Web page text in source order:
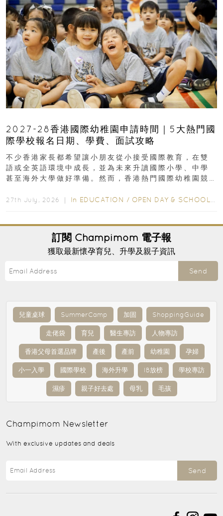
2027-28香港國際幼稚園申請時間｜5大熱門國
際學校報名日期、學費、面試攻略
不少香港家長都希望讓小朋友從小接受國際教育，在雙
語或全英語環境中成長，並為未來升讀國際小學、中學
甚至海外大學做好準備。然而，香港熱門國際幼稚園競
27th July, 2026 ｜ In EDUCATION / OPEN DAY & SCHOOL EVENTS
訂閱 Champimom 電子報
獲取最新懷孕育兒、升學及親子資訊
Send
兒童桌球 SummerCamp 加固 ShoppingGuide
走佬袋 育兒 醫生專訪 人物專訪
香港父母首選品牌 產後 產前 幼稚園 孕婦
小一入學 國際學校 海外升學 IB放榜 學校專訪
濕疹 親子好去處 母乳 毛孩
Champimom Newsletter
With exclusive updates and deals
Send